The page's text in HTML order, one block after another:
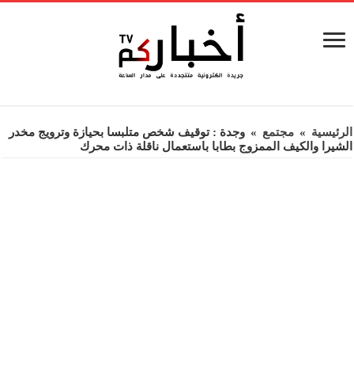
الرئيسية » مجتمع » وجدة : توقيف شخص متلبسا بحيازة وترويج مخدر
الشيرا والكيف الممزوج بطابا باستعمال ناقلة ذات محرك